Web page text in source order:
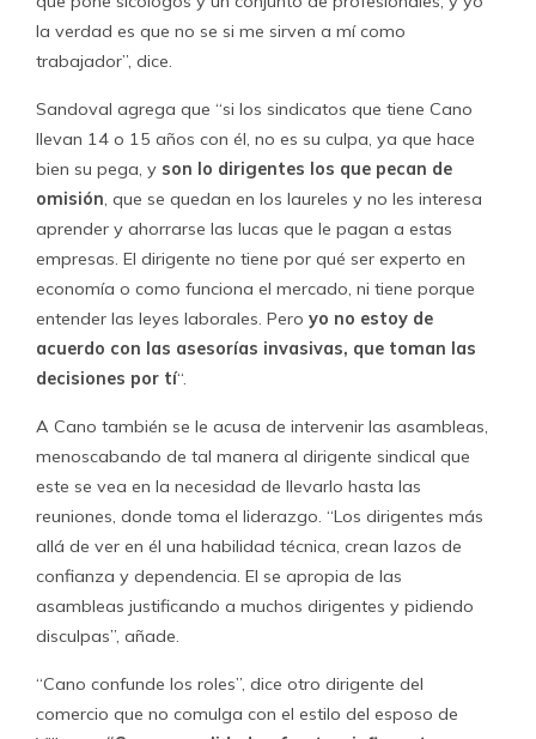
“Cano confunde los roles”, dice otro dirigente del
comercio que no comulga con el estilo del esposo de
porque adquiere una posición casi patronal, y los
dirigentes que son tímidos se dejan llevar… En
definitiva las asesorías no solo de Cano sino que de
todos los asesores no son a prueba de resultados, ya que
aunque haya malos resultados, ellos igual cobran la plata
convenida. O sea es un negocio que no tiene apuro”.
Bárbara Figueroa: “Las asesorías
se han transformado en un
nicho atractivo de negocios”
ConsultadaBárbara Figueroa, presidenta de la CUT,
sobre la aparición de estas empresas de asesorías y
sobre la atomización sindical, señala: “El primer déficit
está en lo engorroso del proceso de negociación
colectiva, en su carácter burocrático -dice- porque en el
fondo lo que determina una negociación colectiva no es
la fuerza de la contraparte sino los trámites
administrativos, cumplir los plazos, que todo esté en
asesores externos, lo que ha tendido a transformar estos
procesos en procesos de especialistas, quitándole todo el